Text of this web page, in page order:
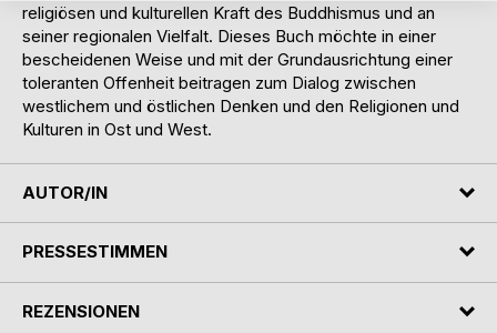
religiösen und kulturellen Kraft des Buddhismus und an
seiner regionalen Vielfalt. Dieses Buch möchte in einer
bescheidenen Weise und mit der Grundausrichtung einer
toleranten Offenheit beitragen zum Dialog zwischen
westlichem und östlichen Denken und den Religionen und
Kulturen in Ost und West.
AUTOR/IN
PRESSESTIMMEN
REZENSIONEN